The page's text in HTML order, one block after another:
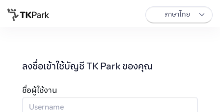
ลงชื่อเข้าใช้บัญชี TK Park ของคุณ
ชื่อผู้ใช้งาน